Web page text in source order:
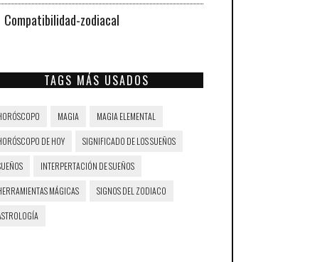
Compatibilidad-zodiacal
TAGS MÁS USADOS
MAGIA MAGIA ELEMENTAL
DE HOY SIGNIFICADO DE LOS SUEÑOS
INTERPERTACIÓN DE SUEÑOS
MÁGICAS SIGNOS DEL ZODIACO